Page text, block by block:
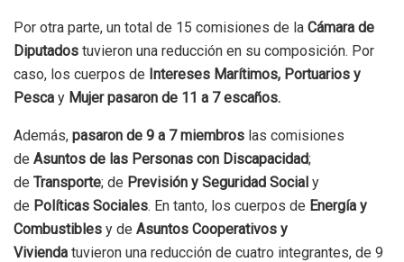
Por otra parte, un total de 15 comisiones de la Cámara de
Diputados tuvieron una reducción en su composición. Por
caso, los cuerpos de Intereses Marítimos, Portuarios y
Pesca y Mujer pasaron de 11 a 7 escaños.
Además, pasaron de 9 a 7 miembros las comisiones
de Asuntos de las Personas con Discapacidad;
de Transporte; de Previsión y Seguridad Social y
de Políticas Sociales. En tanto, los cuerpos de Energía y
Combustibles y de Asuntos Cooperativos y
Vivienda tuvieron una reducción de cuatro integrantes, de 9